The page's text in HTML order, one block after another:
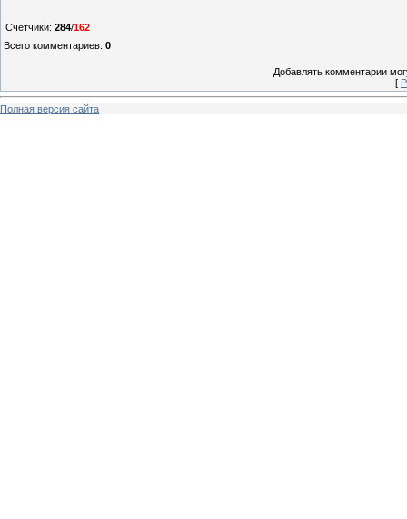
Счетчики: 284/162
Всего комментариев: 0
Добавлять комментарии
[
Полная версия сайта